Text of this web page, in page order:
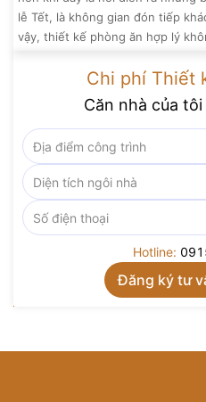
lễ Tết, là không gian đón tiếp
vậy, thiết kế phòng ăn hợp lý
Chi phí Thiết
Căn nhà của
Hotline: